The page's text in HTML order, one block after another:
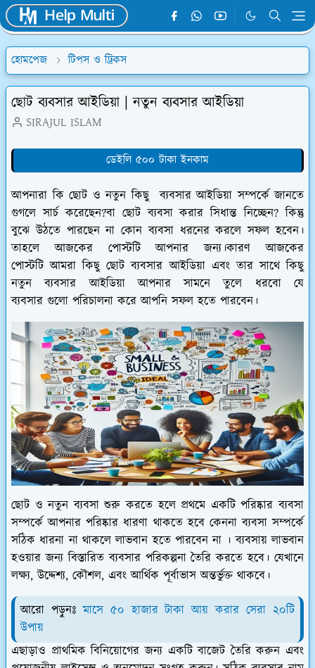
হোমপেজ টিপস ও ট্রিকস
ছোট ব্যবসার আইডিয়া | নতুন ব্যবসার আইডিয়া
SIRAJUL ISLAM
ডেইলি ৫০০ টাকা ইনকাম
আপনারা কি ছোট ও নতুন কিছু ব্যবসার আইডিয়া সম্পর্কে জানতে
গুগলে সার্চ করেছেন?বা ছোট ব্যবসা করার সিধান্ত নিচ্ছেন? কিন্তু
বুঝে উঠতে পারছেন না কোন ব্যবসা ধরনের করলে সফল হবেন।
তাহলে আজকের পোস্টটি আপনার জন্য।কারণ আজকের
পোস্টটি আমরা কিছু ছোট ব্যবসার আইডিয়া এবং তার সাথে কিছু
নতুন ব্যবসার আইডিয়া আপনার সামনে তুলে ধরবো যে
ব্যবসার গুলো পরিচালনা করে আপনি সফল হতে পারবেন।
ছোট ও নতুন ব্যবসা শুরু করতে হলে প্রথমে একটি পরিষ্কার ব্যবসা
সম্পর্কে আপনার পরিষ্কার ধারণা থাকতে হবে কেননা ব্যবসা সম্পর্কে
সঠিক ধারনা না থাকলে লাভবান হতে পারবেন না । ব্যবসায় লাভবান
হওয়ার জন্য বিস্তারিত ব্যবসার পরিকল্পনা তৈরি করতে হবে। যেখানে
লক্ষ্য, উদ্দেশ্য, কৌশল, এবং আর্থিক পূর্বাভাস অন্তর্ভুক্ত থাকবে।
আরো পড়ুনঃমাসে ৫০ হাজার টাকা আয় করার সেরা ২০টি
উপায়
এছাড়াও প্রাথমিক বিনিয়োগের জন্য একটি বাজেট তৈরি করুন এবং